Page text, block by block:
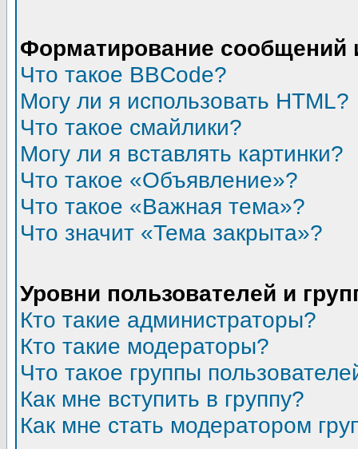
Форматирование сообщений
Что такое BBCode?
Могу ли я использовать HTML?
Что такое смайлики?
Могу ли я вставлять картинки?
Что такое «Объявление»?
Что такое «Важная тема»?
Что значит «Тема закрыта»?
Уровни пользователей и
Кто такие администраторы?
Кто такие модераторы?
Что такое группы
Как мне вступить в группу?
Как мне стать модератором